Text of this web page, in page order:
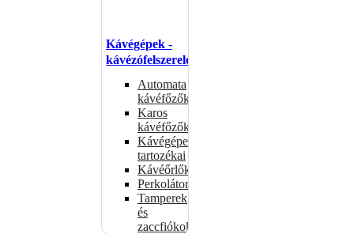
Kávégépek -
kávézófelszerelés
Automata
kávéfőzők
Karos
kávéfőzők
Kávégépek
tartozékai
Kávéőrlők
Perkolátorok
Tamperek
és
zaccfiókok